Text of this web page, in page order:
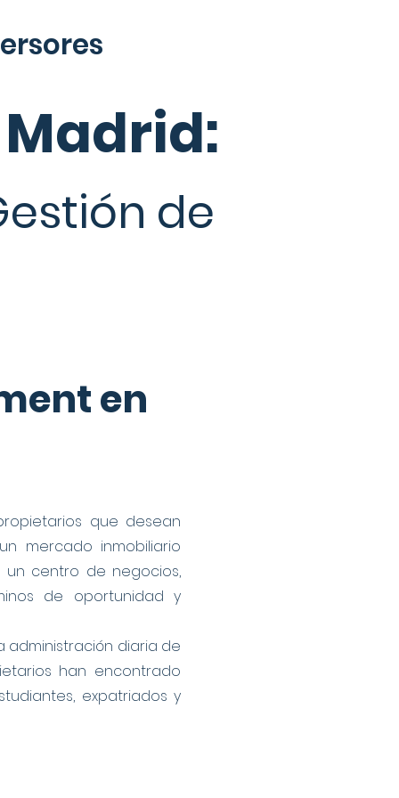
de
en
que desean
mercado inmobiliario
un centro de negocios,
de oportunidad y
administración diaria de
han encontrado
expatriados y